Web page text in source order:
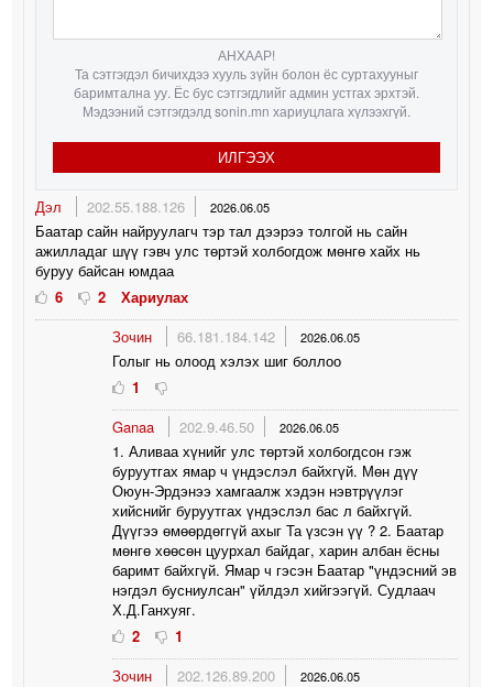
АНХААР!
Та сэтгэгдэл бичихдээ хууль зүйн болон ёс суртахууныг
баримтална уу. Ёс бус сэтгэгдлийг админ устгах эрхтэй.
Мэдээний сэтгэгдэлд sonin.mn хариуцлага хүлээхгүй.
ИЛГЭЭХ
Дэл 202.55.188.126 2026.06.05
Баатар сайн найруулагч тэр тал дээрээ толгой нь сайн
ажилладаг шүү гэвч улс төртэй холбогдож мөнгө хайх нь
буруу байсан юмдаа
6
2
Хариулах
Зочин
66.181.184.142 2026.06.05
Голыг нь олоод хэлэх шиг боллоо
1
Ganaa
202.9.46.50 2026.06.05
1. Аливаа хүнийг улс төртэй холбогдсон гэж
буруутгах ямар ч үндэслэл байхгүй. Мөн дүү
Оюун-Эрдэнээ хамгаалж хэдэн нэвтрүүлэг
хийснийг буруутгах үндэслэл бас л байхгүй.
Дүүгээ өмөөрдөггүй ахыг Та үзсэн үү ? 2. Баатар
мөнгө хөөсөн цуурхал байдаг, харин албан ёсны
баримт байхгүй. Ямар ч гэсэн Баатар "үндэсний эв
нэгдэл бусниулсан" үйлдэл хийгээгүй. Судлаач
Х.Д.Ганхуяг.
2
1
Зочин
202.126.89.200 2026.06.05